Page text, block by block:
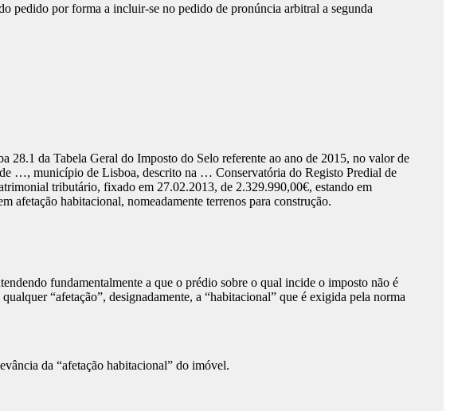
por forma a incluir-se no pedido de pronúncia arbitral a segunda
da Tabela Geral do Imposto do Selo referente ao ano de 2015, no valor de
…, município de Lisboa, descrito na … Conservatória do Registo Predial de
tributário, fixado em 27.02.2013, de 2.329.990,00€, estando em
afetação habitacional, nomeadamente terrenos para construção.
fundamentalmente a que o prédio sobre o qual incide o imposto não é
“afetação”, designadamente, a “habitacional” que é exigida pela norma
da “afetação habitacional” do imóvel.